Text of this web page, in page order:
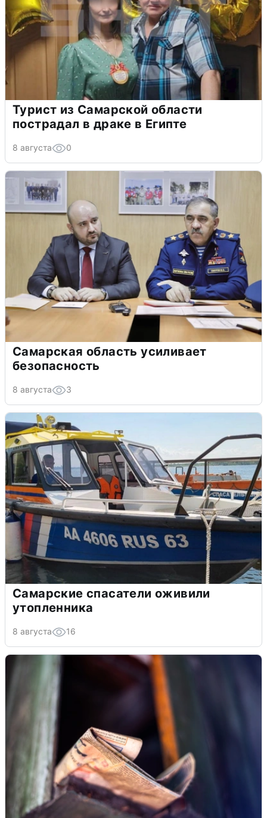
Турист из Самарской области
пострадал в драке в Египте
8 августа 0
Самарская область усиливает
безопасность
8 августа 3
Самарские спасатели оживили
утопленника
8 августа 16